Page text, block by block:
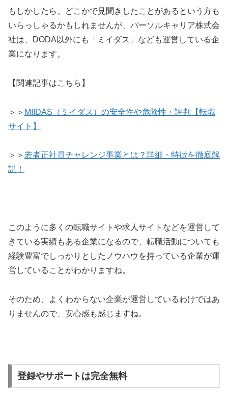
もしかしたら、どこかで見聞きしたことがあるという方も
いらっしゃるかもしれませんが、パーソルキャリア株式会
社は、DODA以外にも「ミイダス」なども運営している企
業になります。
【関連記事はこちら】
＞＞ MIIDAS（ミイダス）の安全性や危険性・評判【転職
サイト】
＞＞ 若者正社員チャレンジ事業とは？詳細・特徴を徹底解
説！
このように多くの転職サイトや求人サイトなどを運営して
きている実績もある企業になるので、転職活動についても
経験豊富でしっかりとしたノウハウを持っている企業が運
営していることがわかりますね。
そのため、よくわからない企業が運営しているわけではあ
りませんので、安心感も感じますね。
登録やサポートは完全無料